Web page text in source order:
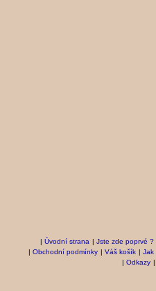
| Úvodní strana | Jste zde poprvé ?
| Obchodní podmínky | Váš košík | Jak
| Odkazy